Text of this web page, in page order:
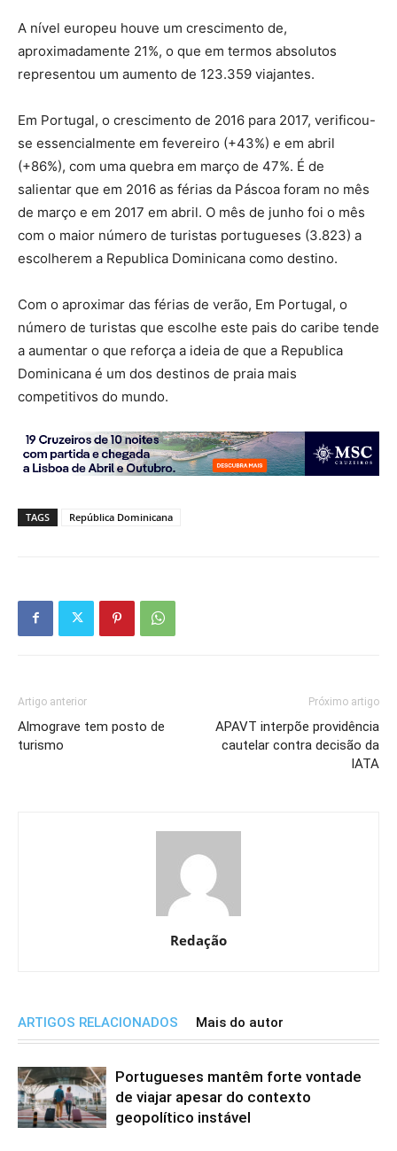
A nível europeu houve um crescimento de,
aproximadamente 21%, o que em termos absolutos
representou um aumento de 123.359 viajantes.
Em Portugal, o crescimento de 2016 para 2017, verificou-
se essencialmente em fevereiro (+43%) e em abril
(+86%), com uma quebra em março de 47%. É de
salientar que em 2016 as férias da Páscoa foram no mês
de março e em 2017 em abril. O mês de junho foi o mês
com o maior número de turistas portugueses (3.823) a
escolherem a Republica Dominicana como destino.
Com o aproximar das férias de verão, Em Portugal, o
número de turistas que escolhe este pais do caribe tende
a aumentar o que reforça a ideia de que a Republica
Dominicana é um dos destinos de praia mais
competitivos do mundo.
TAGS República Dominicana
Artigo anterior
Almograve tem posto de
turismo
Próximo artigo
APAVT interpõe providência
cautelar contra decisão da
IATA
Redação
ARTIGOS RELACIONADOS Mais do autor
Portugueses mantêm forte vontade
de viajar apesar do contexto
geopolítico instável